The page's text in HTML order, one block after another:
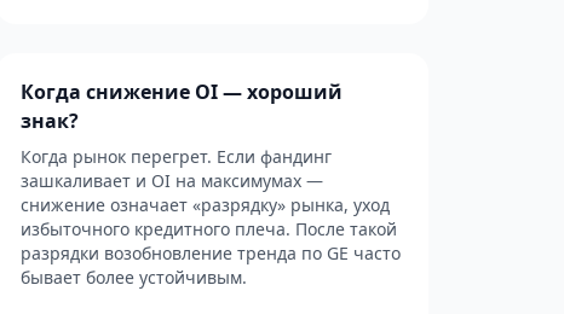
Когда снижение OI — хороший
знак?
Когда рынок перегрет. Если фандинг
зашкаливает и OI на максимумах —
снижение означает «разрядку» рынка, уход
избыточного кредитного плеча. После такой
разрядки возобновление тренда по GE часто
бывает более устойчивым.